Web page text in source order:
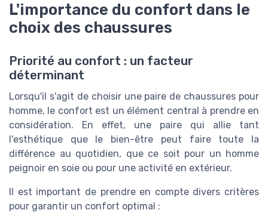
L'importance du confort dans le
choix des chaussures
Priorité au confort : un facteur
déterminant
Lorsqu'il s'agit de choisir une paire de chaussures pour
homme, le confort est un élément central à prendre en
considération. En effet, une paire qui allie tant
l'esthétique que le bien-être peut faire toute la
différence au quotidien, que ce soit pour un homme
peignoir en soie ou pour une activité en extérieur.
Il est important de prendre en compte divers critères
pour garantir un confort optimal :